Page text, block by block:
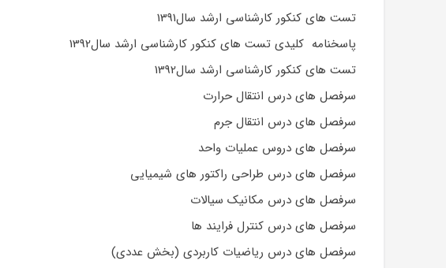
تست های کنکور کارشناسی ارشد سال1391
پاسخنامه کلیدی تست های کنکور کارشناسی ارشد سال1392
تست های کنکور کارشناسی ارشد سال1392
سرفصل های درس انتقال حرارت
سرفصل های درس انتقال جرم
سرفصل های دروس عملیات واحد
سرفصل های درس طراحی راکتور های شیمیایی
سرفصل های درس مکانیک سیالات
سرفصل های درس کنترل فرایند ها
سرفصل های درس ریاضیات کاربردی (بخش عددی)